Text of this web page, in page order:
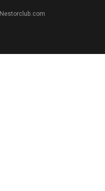
Nestorclub.com